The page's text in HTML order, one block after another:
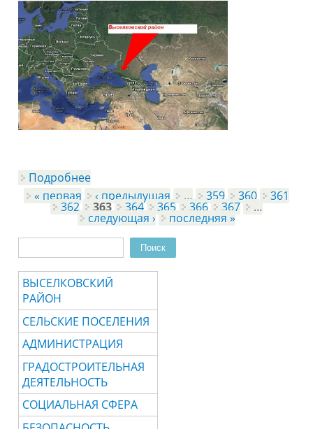
Подробнее
Страницы
« первая ‹ предыдущая … 359 360 361
362 363 364 365 366 367 …
следующая › последняя »
Поиск
ВЫСЕЛКОВСКИЙ
РАЙОН
СЕЛЬСКИЕ ПОСЕЛЕНИЯ
АДМИНИСТРАЦИЯ
ГРАДОСТРОИТЕЛЬНАЯ
ДЕЯТЕЛЬНОСТЬ
СОЦИАЛЬНАЯ СФЕРА